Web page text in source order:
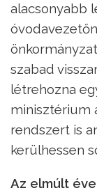
alacsonyabb
szabad
létrehozna
minisztérium
rendszert is
kerülhessen
Az elmúlt